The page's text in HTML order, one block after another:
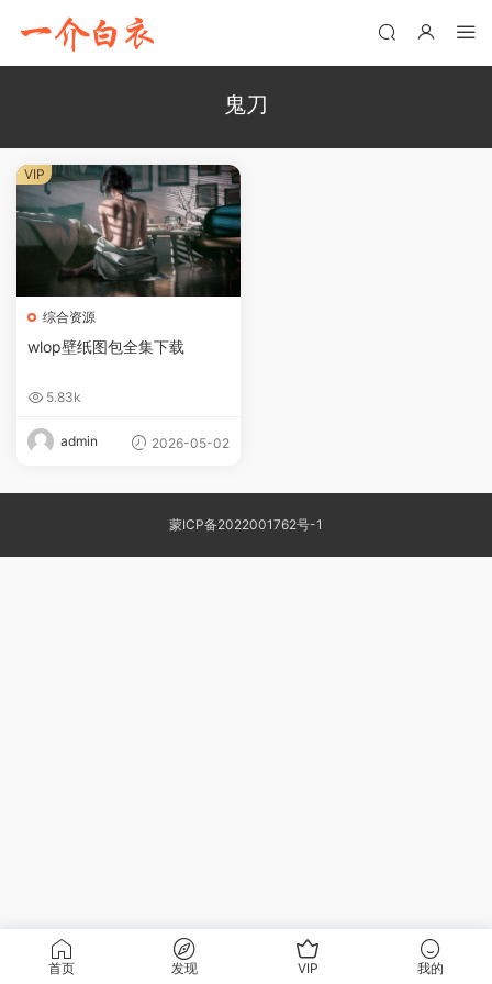
鬼刀
综合资源
wlop壁纸图包全集下载
5.83k
admin 2026-05-02
VIP
蒙ICP备2022001762号-1
首页 发现 VIP 我的